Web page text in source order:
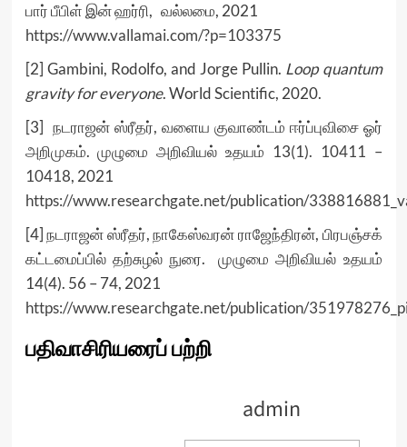
பார் பீபிள் இன் ஹர்ரி, வல்லமை, 2021
https://www.vallamai.com/?p=103375
[2] Gambini, Rodolfo, and Jorge Pullin. Loop quantum
gravity for everyone. World Scientific, 2020.
[3] நடராஜன் ஸ்ரீதர், வளைய குவாண்டம் ஈர்ப்புவிசை ஓர்
அறிமுகம். முழுமை அறிவியல் உதயம் 13(1). 10411 –
10418, 2021
https://www.researchgate.net/publication/
[4] நடராஜன் ஸ்ரீதர், நாகேஸ்வரன் ராஜேந்திரன், பிரபஞ்சக்
கட்டமைப்பில் தற்சுழல் நுரை. முழுமை அறிவியல் உதயம்
14(4). 56 – 74, 2021
https://www.researchgate.net/publication/
பதிவாசிரியரைப் பற்றி
admin